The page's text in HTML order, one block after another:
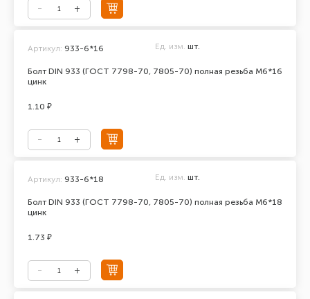
Болт DIN 933 (ГОСТ 7798-70, 7805-70) полная резьба М6*16
цинк
Артикул: 933-6*16 Ед. изм. шт.
1.10 ₽
Болт DIN 933 (ГОСТ 7798-70, 7805-70) полная резьба М6*18
цинк
Артикул: 933-6*18 Ед. изм. шт.
1.73 ₽